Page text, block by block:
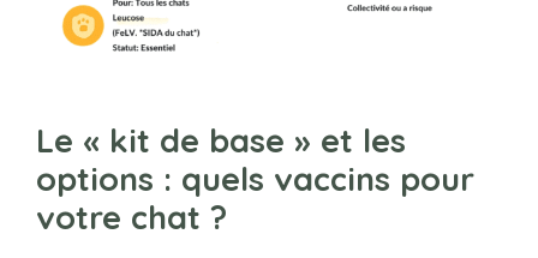
Le « kit de base » et les
options : quels vaccins pour
votre chat ?